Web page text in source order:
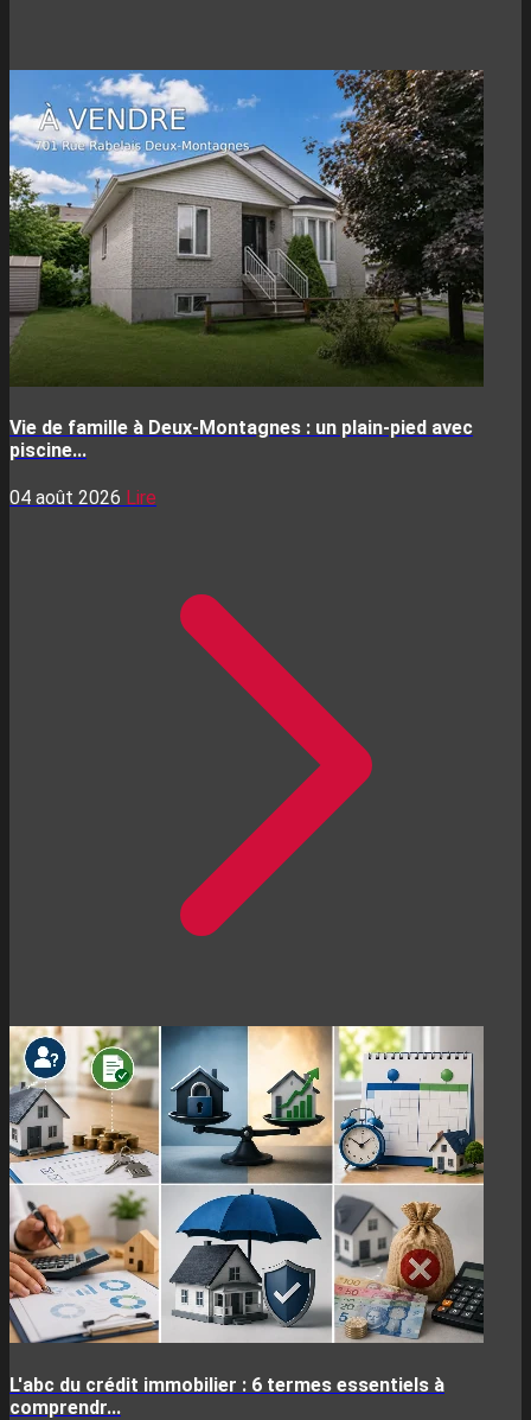
Vie de famille à Deux-Montagnes : un plain-pied avec
piscine...
04 août 2026 Lire
L'abc du crédit immobilier : 6 termes essentiels à
comprendr...